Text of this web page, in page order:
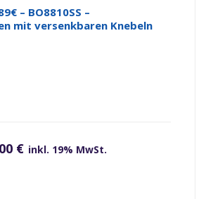
– BO8810SS –
mit versenkbaren Knebeln
€ inkl. 19% MwSt.